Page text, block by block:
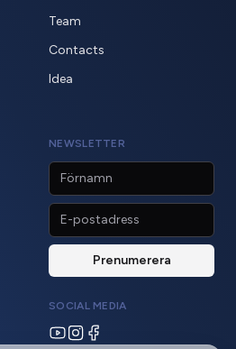
Team
Contacts
Idea
NEWSLETTER
SOCIAL MEDIA